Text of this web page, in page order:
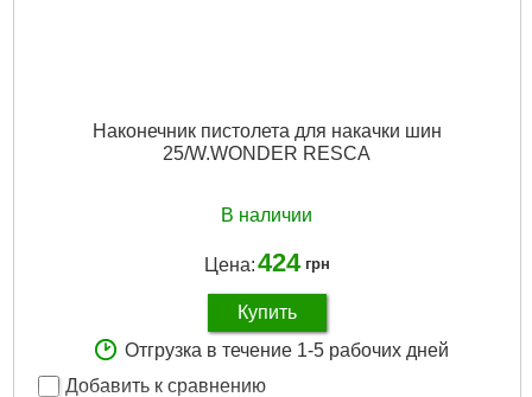
Наконечник пистолета для накачки шин
25/W.WONDER RESCA
В наличии
Цена:424 грн
Купить
Отгрузка в течение 1-5 рабочих дней
Добавить к сравнению